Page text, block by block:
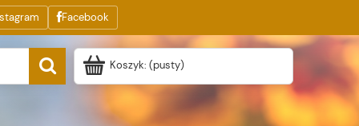
Facebook
Koszyk: (pusty)